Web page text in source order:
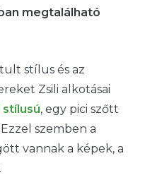
megtalálható
stílus és az
Zsili alkotásai
stílusú, egy pici szőtt
szemben a
vannak a képek, a